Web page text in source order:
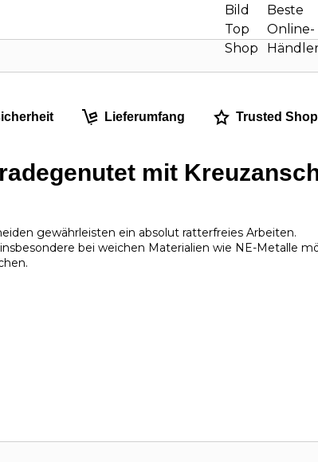
Lieferumfang Trusted
mit
gewährleisten ein absolut ratterfreies Arbeiten.
bei weichen Materialien wie NE-Metalle